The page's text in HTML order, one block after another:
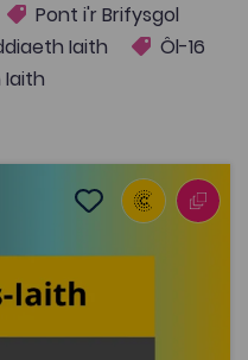
Pont i'r Brifysgol
Iaith
Ôl-16
Iaith
Add to favourites
Add to favourites
Lefel